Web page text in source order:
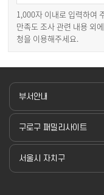
1,000자 이내로 입력하여
만족도 조사 관련 내용 외
청을 이용해주세요.
부서안내
구로구 패밀리사이트
서울시 자치구